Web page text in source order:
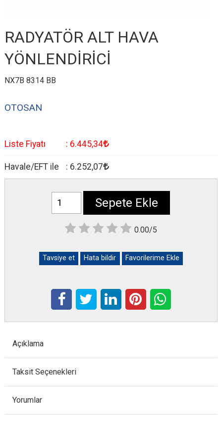
RADYATÖR ALT HAVA
YÖNLENDİRİCİ
NX7B 8314 BB
OTOSAN
Liste Fiyatı : 6.445,34
Havale/EFT ile : 6.252,07
Sepete Ekle
0.00/5
Tavsiye et Hata bildir Favorilerime Ekle
Açıklama
Taksit Seçenekleri
Yorumlar